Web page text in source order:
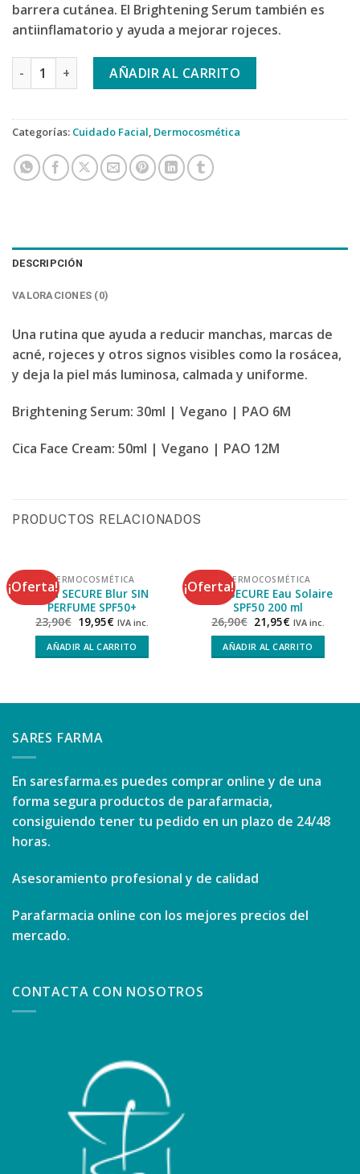
barrera cutánea. El Brightening Serum también es
antiinflamatorio y ayuda a mejorar rojeces.
TWO POLES DARK SPOT TREATMENT DUO cantidad
AÑADIR AL CARRITO
Categorías: Cuidado Facial, Dermocosmética
DESCRIPCIÓN
VALORACIONES (0)
Una rutina que ayuda a reducir manchas, marcas de
acné, rojeces y otros signos visibles como la rosácea,
y deja la piel más luminosa, calmada y uniforme.
Brightening Serum: 30ml | Vegano | PAO 6M
Cica Face Cream: 50ml | Vegano | PAO 12M
PRODUCTOS RELACIONADOS
¡Oferta!DERMOCOSMÉTICA
SUN SECURE Blur SIN
PERFUME SPF50+
23,90€ 19,95€ IVA inc.
AÑADIR AL CARRITO
¡Oferta!DERMOCOSMÉTICA
SUN SECURE Eau Solaire
SPF50 200 ml
26,90€ 21,95€ IVA inc.
AÑADIR AL CARRITO
SARES FARMA
En saresfarma.es puedes comprar online y de una
forma segura productos de parafarmacia,
consiguiendo tener tu pedido en un plazo de 24/48
horas.
Asesoramiento profesional y de calidad
Parafarmacia online con los mejores precios del
mercado.
CONTACTA CON NOSOTROS